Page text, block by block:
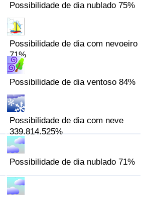
Possibilidade de dia nublado 75%
Possibilidade de dia com nevoeiro
71%
Possibilidade de dia ventoso 84%
Possibilidade de dia com neve
339.814.525%
Possibilidade de dia nublado 71%